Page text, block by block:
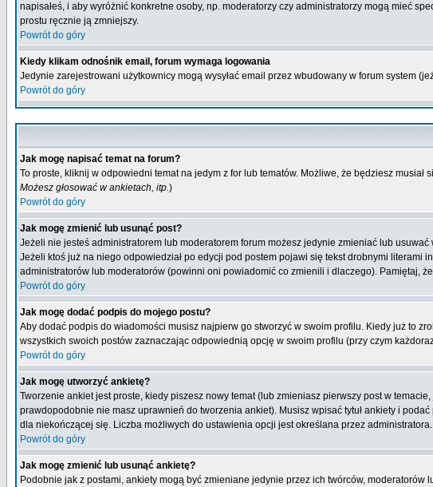
napisałeś, i aby wyróżnić konkretne osoby, np. moderatorzy czy administratorzy mogą mieć
prostu ręcznie ją zmniejszy.
Powrót do góry
Kiedy klikam odnośnik email, forum wymaga logowania
Jedynie zarejestrowani użytkownicy mogą wysyłać email przez wbudowany w forum system
Powrót do góry
Jak mogę napisać temat na forum?
To proste, kliknij w odpowiedni temat na jedym z for lub tematów. Możliwe, że będziesz
Możesz głosować w ankietach, itp.)
Powrót do góry
Jak mogę zmienić lub usunąć post?
Jeżeli nie jesteś administratorem lub moderatorem forum możesz jedynie zmieniać lub
Jeżeli ktoś już na niego odpowiedział po edycji pod postem pojawi się tekst drobnymi literami
administratorów lub moderatorów (powinni oni powiadomić co zmienili i dlaczego). Pamiętaj,
Powrót do góry
Jak mogę dodać podpis do mojego postu?
Aby dodać podpis do wiadomości musisz najpierw go stworzyć w swoim profilu. Kiedy już to
wszystkich swoich postów zaznaczając odpowiednią opcję w swoim profilu (przy czym
Powrót do góry
Jak mogę utworzyć ankietę?
Tworzenie ankiet jest proste, kiedy piszesz nowy temat (lub zmieniasz pierwszy post w
prawdopodobnie nie masz uprawnień do tworzenia ankiet). Musisz wpisać tytuł ankiety i
dla niekończącej się. Liczba możliwych do ustawienia opcji jest określana przez administratora.
Powrót do góry
Jak mogę zmienić lub usunąć ankietę?
Podobnie jak z postami, ankiety mogą być zmieniane jedynie przez ich twórców,